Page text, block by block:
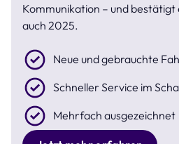
Kommunikation – und
auch 2025.
Neue und gebrauchte
Schneller Service im
Mehrfach ausgezeichnet